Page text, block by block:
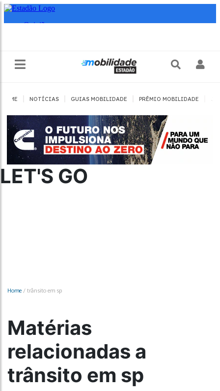
HOME NOTÍCIAS GUIAS MOBILIDADE PRÊMIO MOBILIDADE
LET'S GO
Home / trânsito em sp
Matérias
relacionadas a
trânsito em sp